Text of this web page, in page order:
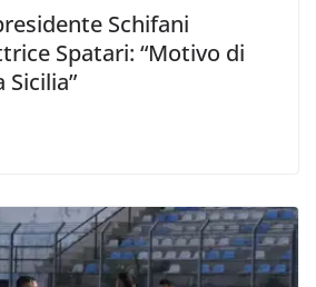
Schifani
Spatari: “Motivo di